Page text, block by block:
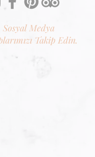
Sosyal Medya
Takip Edin.